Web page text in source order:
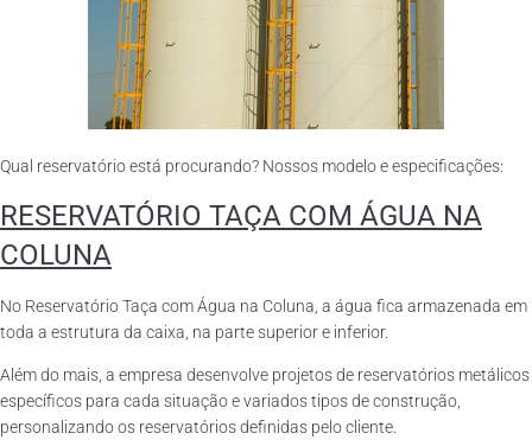
Qual reservatório está procurando? Nossos modelo e especificações:
RESERVATÓRIO TAÇA COM ÁGUA NA
COLUNA
No Reservatório Taça com Água na Coluna, a água fica armazenada em
toda a estrutura da caixa, na parte superior e inferior.
Além do mais, a empresa desenvolve projetos de reservatórios metálicos
específicos para cada situação e variados tipos de construção,
personalizando os reservatórios definidas pelo cliente.